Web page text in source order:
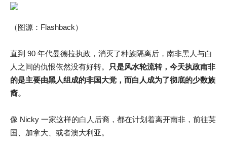
（图源：Flashback）
直到 90 年代曼德拉执政，消灭了种族隔离后，南非黑人与白
人之间的仇恨依然没有好转。
只是风水轮流转，今天执政南非
的是主要由黑人组成的非国大党，而白人成为了彻底的少数族
裔。
像 Nicky 一家这样的白人后裔，都在计划着离开南非，前往英
国、加拿大、或者澳大利亚。